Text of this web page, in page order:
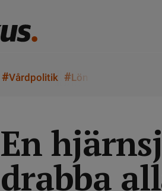
#Vårdpolitik #Lön
En
drabba